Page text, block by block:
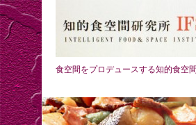
食空間をプロデュースする知的食空